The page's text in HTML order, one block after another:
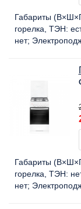
Габариты
горелка, ТЭН:
нет
Габариты
горелка, ТЭН:
нет